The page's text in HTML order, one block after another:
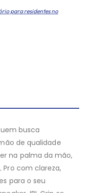
para residentes no
busca
de qualidade
na palma da mão,
Pro com clareza,
para o seu